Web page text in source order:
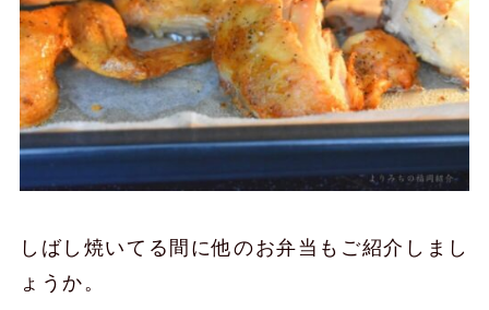
しばし焼いてる間に他のお弁当もご紹介しまし
ょうか。